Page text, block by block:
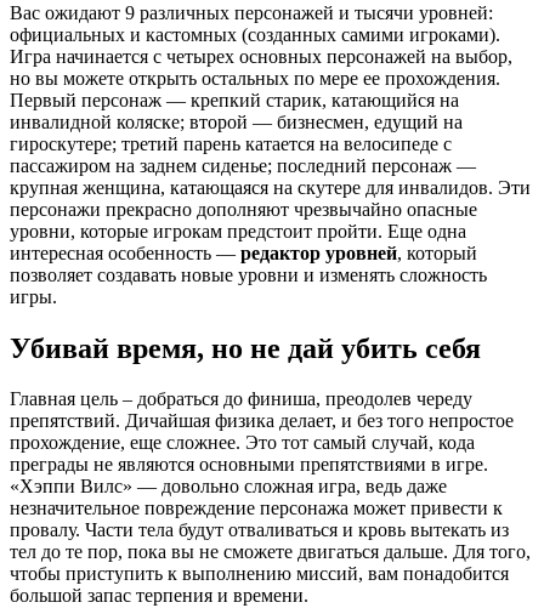
Вас ожидают 9 различных персонажей и тысячи уровней:
официальных и кастомных (созданных самими игроками).
Игра начинается с четырех основных персонажей на выбор,
но вы можете открыть остальных по мере ее прохождения.
Первый персонаж — крепкий старик, катающийся на
инвалидной коляске; второй — бизнесмен, едущий на
гироскутере; третий парень катается на велосипеде с
пассажиром на заднем сиденье; последний персонаж —
крупная женщина, катающаяся на скутере для инвалидов. Эти
персонажи прекрасно дополняют чрезвычайно опасные
уровни, которые игрокам предстоит пройти. Еще одна
интересная особенность — редактор уровней, который
позволяет создавать новые уровни и изменять сложность
игры.
Убивай время, но не дай убить себя
Главная цель – добраться до финиша, преодолев череду
препятствий. Дичайшая физика делает, и без того непростое
прохождение, еще сложнее. Это тот самый случай, кода
преграды не являются основными препятствиями в игре.
«Хэппи Вилс» — довольно сложная игра, ведь даже
незначительное повреждение персонажа может привести к
провалу. Части тела будут отваливаться и кровь вытекать из
тел до те пор, пока вы не сможете двигаться дальше. Для того,
чтобы приступить к выполнению миссий, вам понадобится
большой запас терпения и времени.